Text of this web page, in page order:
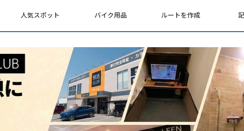
人気スポット バイク用品 ルートを作成